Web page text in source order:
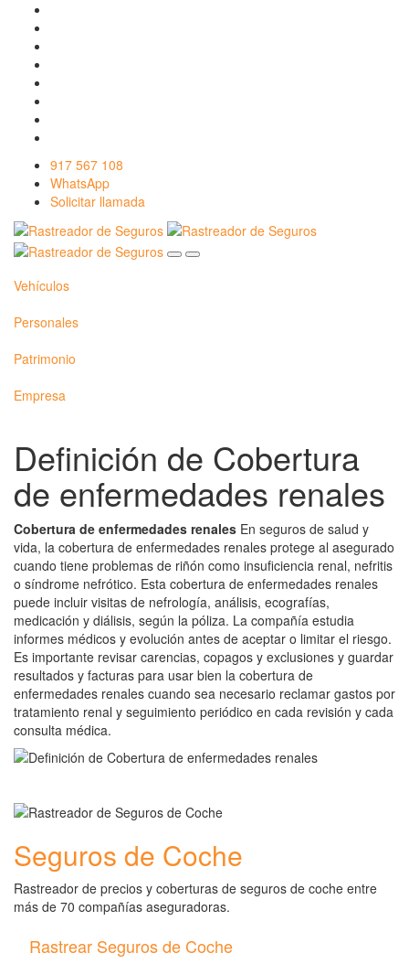
917 567 108
WhatsApp
Solicitar llamada
Vehículos
Personales
Patrimonio
Empresa
Definición de Cobertura
de enfermedades renales
Cobertura de enfermedades renales En seguros de salud y
vida, la cobertura de enfermedades renales protege al asegurado
cuando tiene problemas de riñón como insuficiencia renal, nefritis
o síndrome nefrótico. Esta cobertura de enfermedades renales
puede incluir visitas de nefrología, análisis, ecografías,
medicación y diálisis, según la póliza. La compañía estudia
informes médicos y evolución antes de aceptar o limitar el riesgo.
Es importante revisar carencias, copagos y exclusiones y guardar
resultados y facturas para usar bien la cobertura de
enfermedades renales cuando sea necesario reclamar gastos por
tratamiento renal y seguimiento periódico en cada revisión y cada
consulta médica.
Seguros de Coche
Rastreador de precios y coberturas de seguros de coche entre
más de 70 compañías aseguradoras.
Rastrear Seguros de Coche